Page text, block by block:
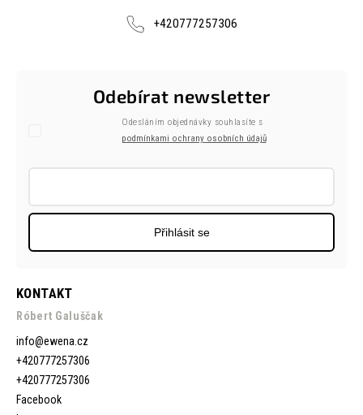
+420777257306
KONTAKT
Róbert Galuščak
info@ewena.cz
+420777257306
+420777257306
Facebook
Odebírat newsletter
Odesláním objednávky souhlasíte s
podmínkami ochrany osobních údajů
Přihlásit se